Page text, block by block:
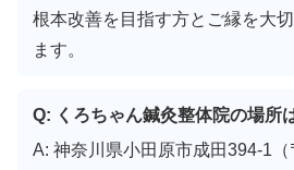
根本改善を目指す方とご縁を大
ます。
Q: くろちゃん鍼灸整体院の場所
A: 神奈川県小田原市成田394-1